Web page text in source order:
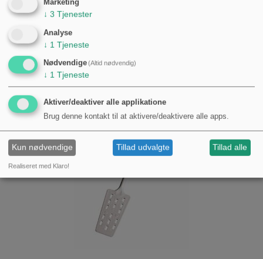
Marketing
↓ 3 Tjenester
Analyse
↓ 1 Tjeneste
Nødvendige(Altid nødvendig)
↓ 1 Tjeneste
Aktiver/deaktiver alle applikatione
Brug denne kontakt til at aktivere/deaktivere alle apps.
Kun nødvendige Tillad udvalgte Tillad alle
Realiseret med Klaro!